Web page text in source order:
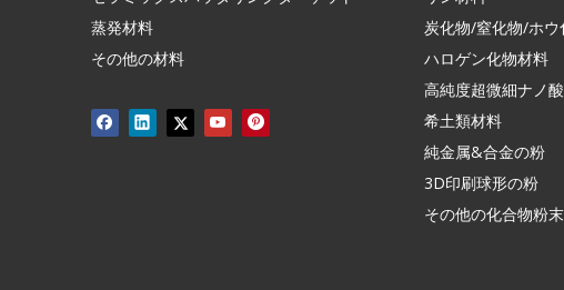
蒸発材料
その他の材料
炭化物/窒化物/ホ
ハロゲン化物材料
高純度超微細ナノ
希土類材料
純金属&合金の粉
3D印刷球形の粉
その他の化合物粉末